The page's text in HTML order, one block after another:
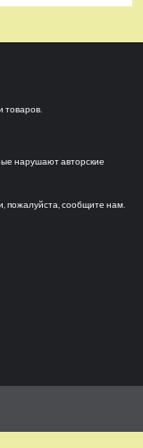
товаров.
нарушают авторские
сообщите нам.